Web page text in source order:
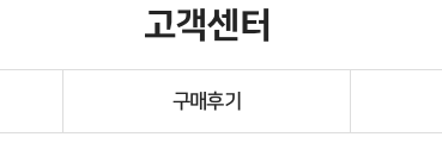
고객센터
구매후기